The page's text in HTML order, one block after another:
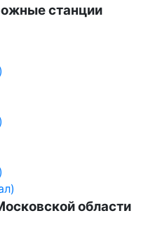
станции
области